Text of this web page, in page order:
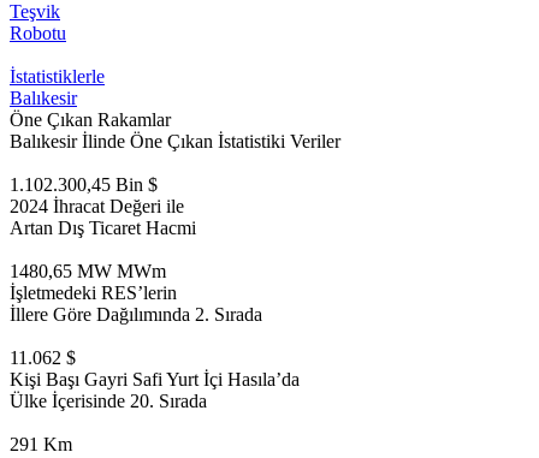
Teşvik
Robotu
İstatistiklerle
Balıkesir
Öne Çıkan Rakamlar
Balıkesir İlinde Öne Çıkan İstatistiki Veriler
1.102.300,45 Bin $
2024 İhracat Değeri ile
Artan Dış Ticaret Hacmi
1480,65 MW MWm
İşletmedeki RES’lerin
İllere Göre Dağılımında 2. Sırada
11.062 $
Kişi Başı Gayri Safi Yurt İçi Hasıla’da
Ülke İçerisinde 20. Sırada
291 Km